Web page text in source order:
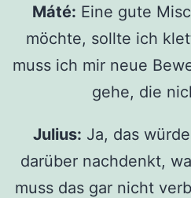
Máté: Eine gute
möchte, sollte ich
muss ich mir neue
gehe, die
Julius: Ja, das
darüber nachdenkt,
muss das gar nicht